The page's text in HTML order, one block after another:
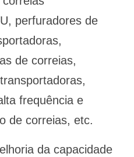
perfuradores de
de correias,
frequência e
de correias, etc.
da capacidade